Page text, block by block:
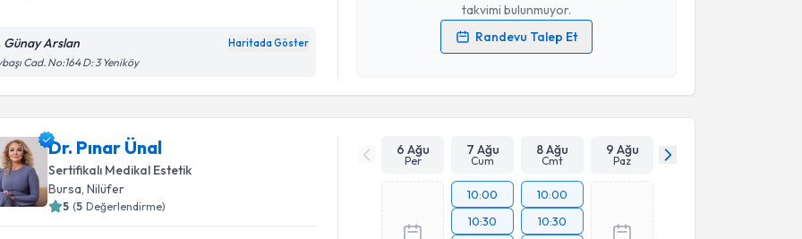
Günay Arslan Haritada Göster
Cad. No:164 D: 3 Yeniköy
takvimi bulunmuyor.
Randevu Talep Et
Kişisel verilerimin işlenmesine ilişkinAydınlatma Metni
Takvim Talebini Gönder
Dr. Pınar Ünal
Sertifikalı Medikal Estetik
Bursa , Nilüfer
5 (5 Değerlendirme)
6 Ağu
Per
7 Ağu
Cum
8 Ağu
Cmt
9 Ağu
Paz
10:00
10:30
10:00
10:30